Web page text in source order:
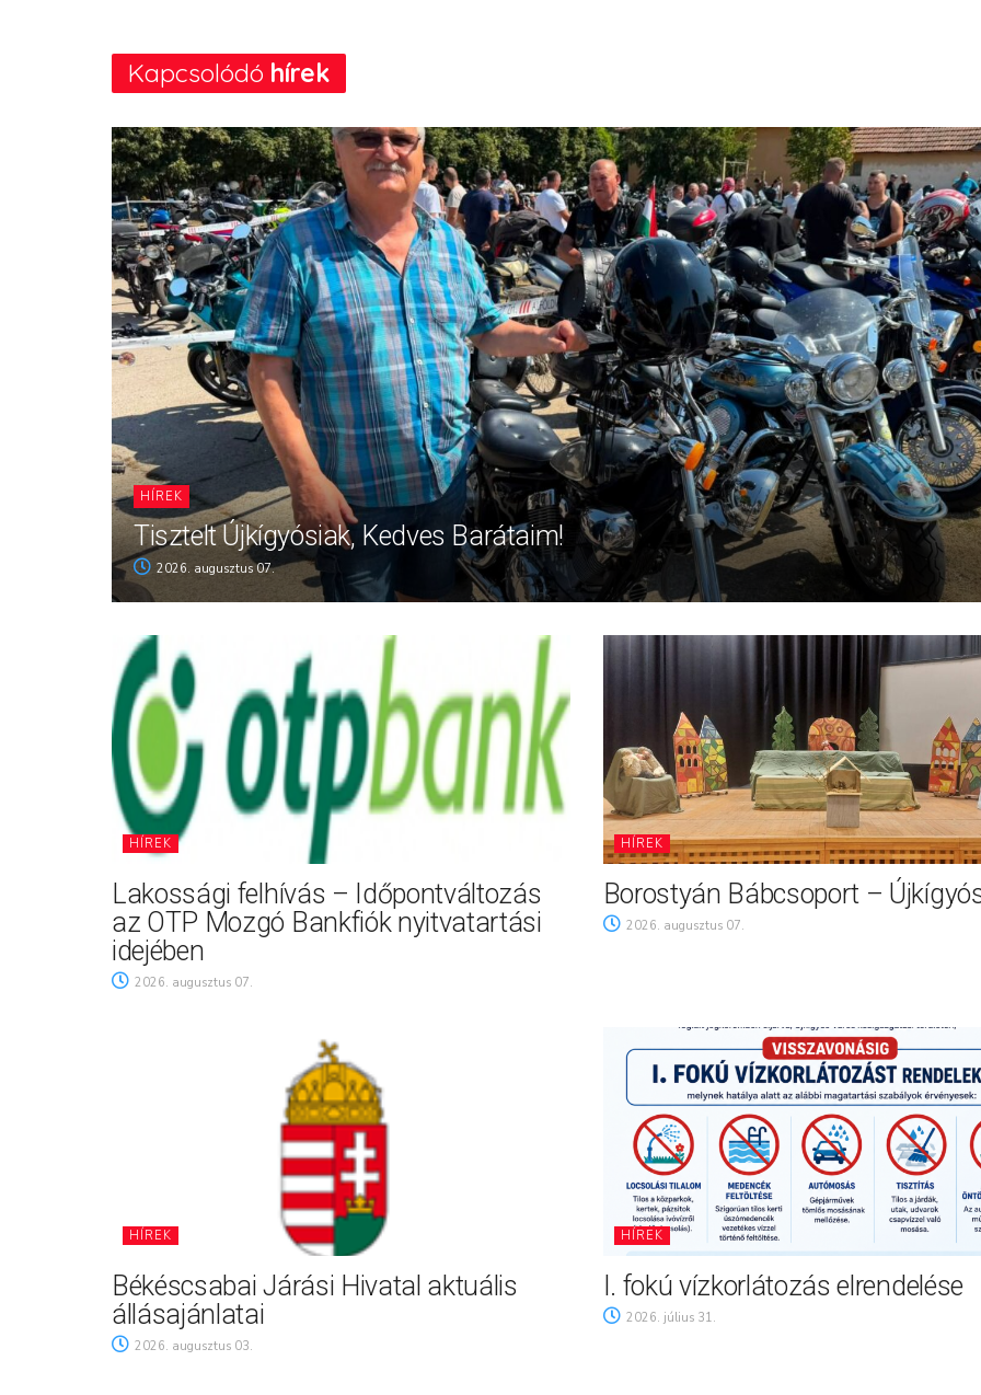
Kapcsolódó hírek
HÍREK
Tisztelt Újkígyósiak, Kedves Barátaim!
2026. augusztus 07.
HÍREK
Lakossági felhívás – Időpontváltozás
az OTP Mozgó Bankfiók nyitvatartási
idejében
2026. augusztus 07.
HÍREK
Borostyán Bábcsoport –
2026. augusztus 07.
HÍREK
Békéscsabai Járási Hivatal aktuális
állásajánlatai
2026. augusztus 03.
HÍREK
I. fokú vízkorlátozás elrendelése
2026. július 31.